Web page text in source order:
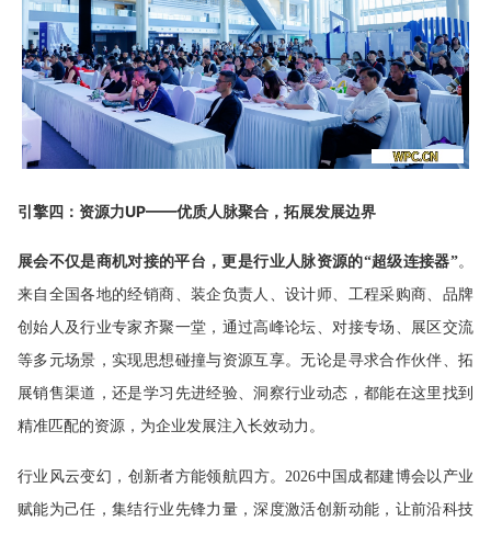
引擎四：资源力UP——优质人脉聚合，拓展发展边界
展会不仅是商机对接的平台，更是行业人脉资源的“超级连接器”。
来自全国各地的经销商、装企负责人、设计师、工程采购商、品牌
创始人及行业专家齐聚一堂，通过高峰论坛、对接专场、展区交流
等多元场景，实现思想碰撞与资源互享。无论是寻求合作伙伴、拓
展销售渠道，还是学习先进经验、洞察行业动态，都能在这里找到
精准匹配的资源，为企业发展注入长效动力。
行业风云变幻，创新者方能领航四方。2026中国成都建博会以产业
赋能为己任，集结行业先锋力量，深度激活创新动能，让前沿科技